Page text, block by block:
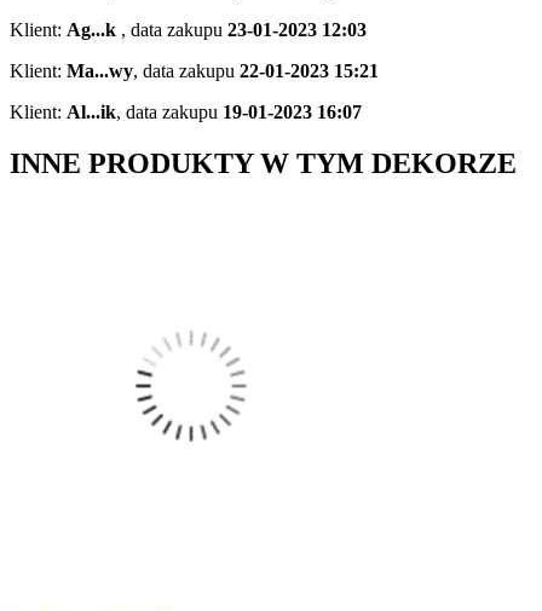
Klient: Ag...k , data zakupu 23-01-2023 12:03
Klient: Ma...wy, data zakupu 22-01-2023 15:21
Klient: Al...ik, data zakupu 19-01-2023 16:07
INNE PRODUKTY W TYM DEKORZE